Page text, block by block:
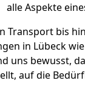
alle Aspekte
Transport bis
in Lübeck
uns bewusst,
auf die